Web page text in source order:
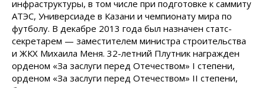
инфраструктуры, в том числе при подготовке к саммиту
АТЭС, Универсиаде в Казани и чемпионату мира по
футболу. В декабре 2013 года был назначен статс-
секретарем — заместителем министра строительства
и ЖКХ Михаила Меня. 32-летний Плутник награжден
орденом «За заслуги перед Отечеством» I степени,
орденом «За заслуги перед Отечеством» II степени,